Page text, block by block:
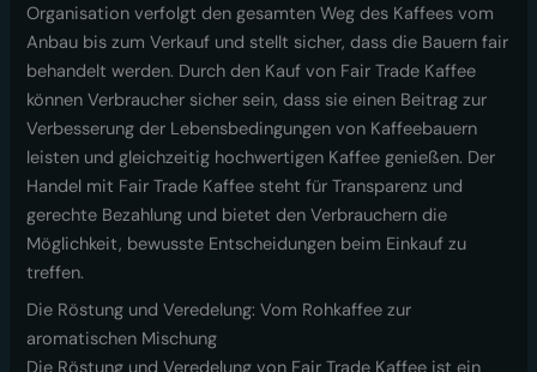
Organisation verfolgt den gesamten Weg des Kaffees vom
Anbau bis zum Verkauf und stellt sicher, dass die Bauern fair
behandelt werden. Durch den Kauf von Fair Trade Kaffee
können Verbraucher sicher sein, dass sie einen Beitrag zur
Verbesserung der Lebensbedingungen von Kaffeebauern
leisten und gleichzeitig hochwertigen Kaffee genießen. Der
Handel mit Fair Trade Kaffee steht für Transparenz und
gerechte Bezahlung und bietet den Verbrauchern die
Möglichkeit, bewusste Entscheidungen beim Einkauf zu
treffen.
Die Röstung und Veredelung: Vom Rohkaffee zur
aromatischen Mischung